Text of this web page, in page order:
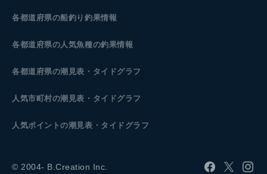
各都道府県の船釣り釣果情報
各都道府県の人気魚種の釣果情報
各都道府県の潮見表 ・タイドグラフ
人気市町村の潮見表・タイドグラフ
人気ポイントの潮見表・タイドグラフ
© 2004- B.Creation Inc.